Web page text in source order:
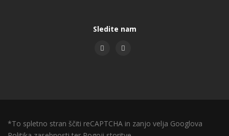
Sledite nam
*To spletno stran ščiti reCAPTCHA in zanjo velja Googlova